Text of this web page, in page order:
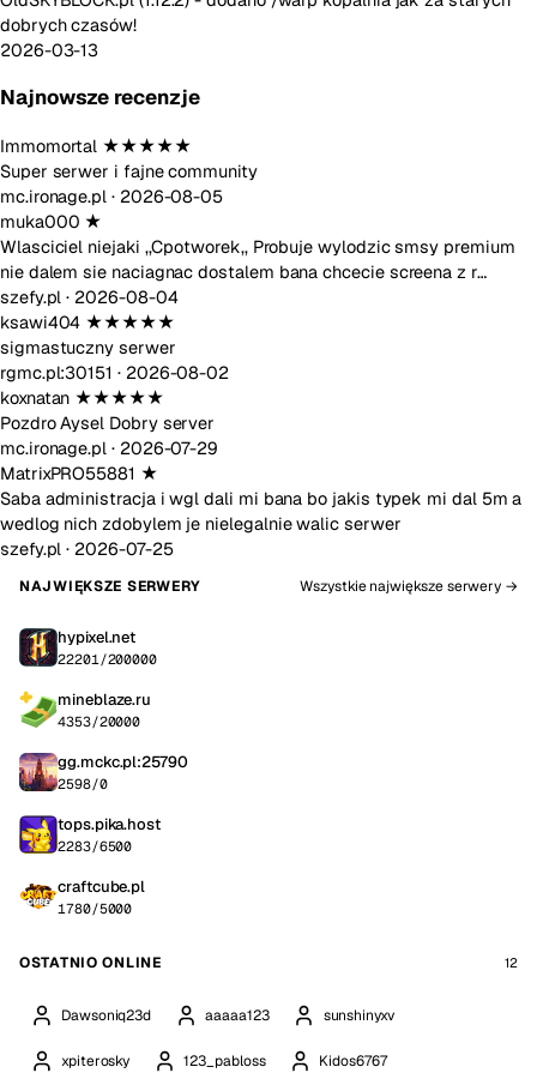
dobrych czasów!
2026-03-13
Najnowsze recenzje
Immomortal ★★★★★
Super serwer i fajne community
mc.ironage.pl · 2026-08-05
muka000 ★
Wlasciciel niejaki ,,Cpotworek,, Probuje wylodzic smsy premium
nie dalem sie naciagnac dostalem bana chcecie screena z r…
szefy.pl · 2026-08-04
ksawi404 ★★★★★
sigmastuczny serwer
rgmc.pl:30151 · 2026-08-02
koxnatan ★★★★★
Pozdro Aysel Dobry server
mc.ironage.pl · 2026-07-29
MatrixPRO55881 ★
Saba administracja i wgl dali mi bana bo jakis typek mi dal 5m a
wedlog nich zdobylem je nielegalnie walic serwer
szefy.pl · 2026-07-25
NAJWIĘKSZE SERWERY Wszystkie największe serwery →
hypixel.net
22201/200000
mineblaze.ru
4353/20000
gg.mckc.pl:25790
2598/0
tops.pika.host
2283/6500
craftcube.pl
1780/5000
OSTATNIO ONLINE 12
Dawsoniq23d aaaaa123 sunshinyxv
xpiterosky 123_pabloss Kidos6767